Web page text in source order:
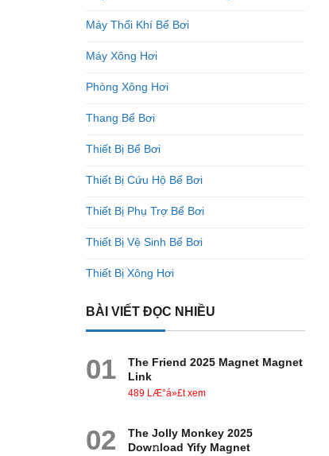
Máy Thổi Khí Bể Bơi
Máy Xông Hơi
Phòng Xông Hơi
Thang Bể Bơi
Thiết Bị Bể Bơi
Thiết Bị Cứu Hộ Bể Bơi
Thiết Bị Phụ Trợ Bể Bơi
Thiết Bị Vệ Sinh Bể Bơi
Thiết Bị Xông Hơi
BÀI VIẾT ĐỌC NHIỀU
01
The Friend 2025 Magnet Magnet
Link
489 LÆ°á»£t xem
02
The Jolly Monkey 2025
Dow𝚗load Yify Magnet